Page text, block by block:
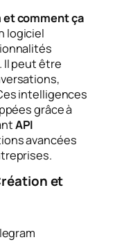
comment ça
logiciel
Il peut être
intelligences
grâce à
API
avancées
et